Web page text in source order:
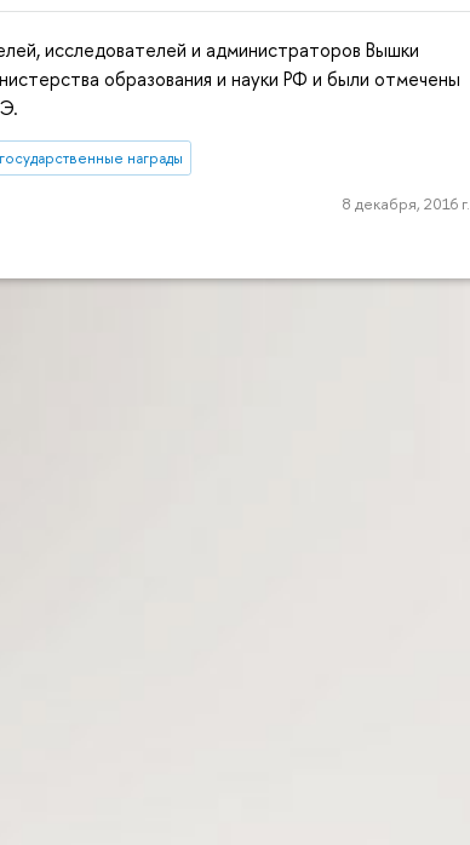
исследователей и администраторов Вышки
образования и науки РФ и были отмечены
государственные награды
8 декабря, 2016 г.